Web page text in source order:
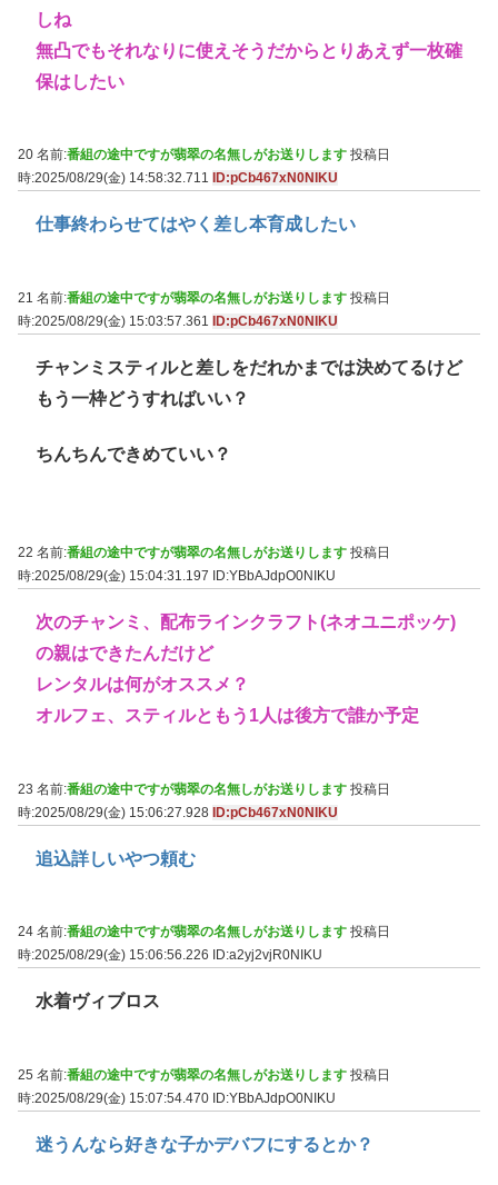
しね
無凸でもそれなりに使えそうだからとりあえず一枚確
保はしたい
20 名前:番組の途中ですが翡翠の名無しがお送りします 投稿日
時:2025/08/29(金) 14:58:32.711
ID:pCb467xN0NIKU
仕事終わらせてはやく差し本育成したい
21 名前:番組の途中ですが翡翠の名無しがお送りします 投稿日
時:2025/08/29(金) 15:03:57.361 ID:pCb467xN0NIKU
チャンミスティルと差しをだれかまでは決めてるけど
もう一枠どうすればいい？
ちんちんできめていい？
22 名前:番組の途中ですが翡翠の名無しがお送りします 投稿日
時:2025/08/29(金) 15:04:31.197
ID:YBbAJdpO0NIKU
次のチャンミ、配布ラインクラフト(ネオユニポッケ)
の親はできたんだけど
レンタルは何がオススメ？
オルフェ、スティルともう1人は後方で誰か予定
23 名前:番組の途中ですが翡翠の名無しがお送りします 投稿日
時:2025/08/29(金) 15:06:27.928 ID:pCb467xN0NIKU
追込詳しいやつ頼む
24 名前:番組の途中ですが翡翠の名無しがお送りします 投稿日
時:2025/08/29(金) 15:06:56.226
ID:a2yj2vjR0NIKU
水着ヴィブロス
25 名前:番組の途中ですが翡翠の名無しがお送りします 投稿日
時:2025/08/29(金) 15:07:54.470 ID:YBbAJdpO0NIKU
迷うんなら好きな子かデバフにするとか？